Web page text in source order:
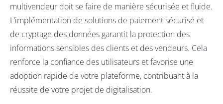
multivendeur doit se faire de manière sécurisée et fluide.
L’implémentation de solutions de paiement sécurisé et
de cryptage des données garantit la protection des
informations sensibles des clients et des vendeurs. Cela
renforce la confiance des utilisateurs et favorise une
adoption rapide de votre plateforme, contribuant à la
réussite de votre projet de digitalisation.